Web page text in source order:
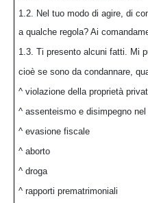
1.2. Nel tuo modo di agire, di
a qualche regola? Ai
1.3. Ti presento alcuni fatti. Mi
cioè se sono da condannare,
^ violazione della proprietà
^ assenteismo e disimpegno nel
^ evasione fiscale
^ aborto
^ droga
^ rapporti prematrimoniali